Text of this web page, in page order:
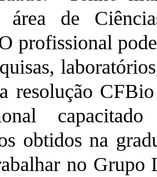
área de
profissional
resolução
obtidos na
no